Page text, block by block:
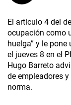
El artículo 4 del
ocupación como
huelga” y le
el jueves 8 en el
Hugo Barreto
de empleadores
norma.